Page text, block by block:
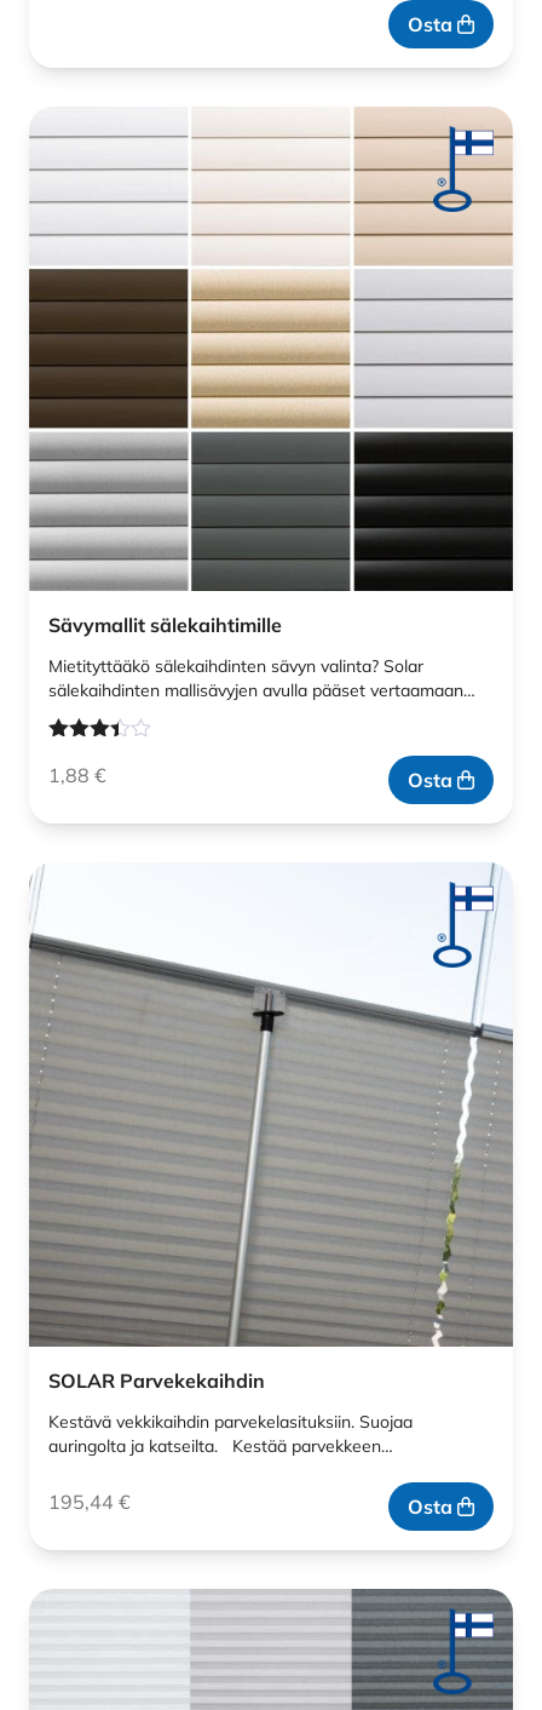
Osta
Sävymallit sälekaihtimille
Mietityttääkö sälekaihdinten sävyn valinta? Solar
sälekaihdinten mallisävyjen avulla pääset vertaamaan…
tuotteesta:
1,88 € Osta
SOLAR Parvekekaihdin
Kestävä vekkikaihdin parvekelasituksiin. Suojaa
auringolta ja katseilta. Kestää parvekkeen…
195,44 € Osta